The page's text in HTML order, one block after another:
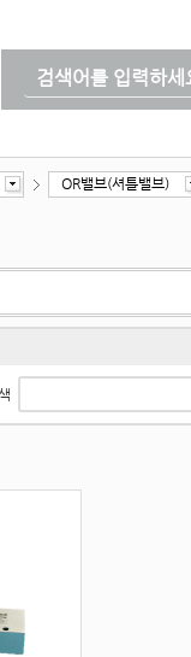
OR밸브(셔틀밸브)